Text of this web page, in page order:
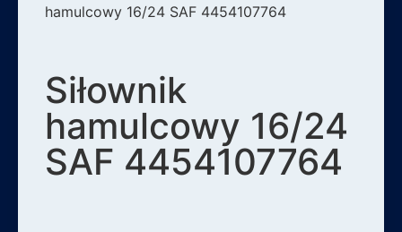
hamulcowy 16/24 SAF 4454107764
Siłownik
hamulcowy 16/24
SAF 4454107764